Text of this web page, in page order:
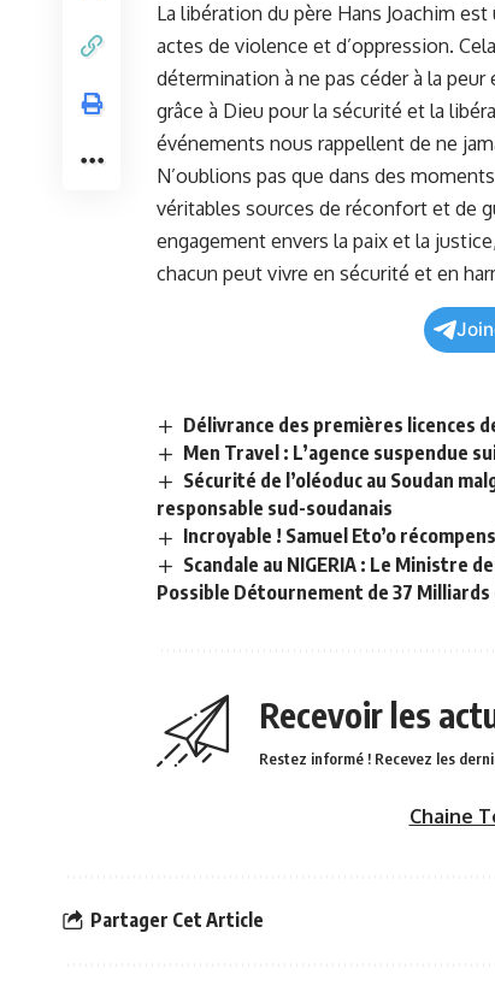
La libération du père Hans Joachim
actes ⁣de violence et ⁤d’oppression.
détermination à ne pas céder à la⁣
grâce à Dieu pour la sécurité et la​
événements nous ⁤rappellent de ne
N’oublions⁣ pas que dans des
véritables sources de réconfort ⁤et de
engagement envers la paix‍ et la
chacun peut vivre en sécurité et en
Délivrance des premières licences
Men Travel : L’agence suspendue
Sécurité de l’oléoduc au Soudan
responsable sud-soudanais
Incroyable ! Samuel Eto’o
Scandale au NIGERIA : Le Ministre
Possible Détournement de 37 Milliards
Recevoir les
Restez informé ! Recevez les
Chaine
Partager Cet Article